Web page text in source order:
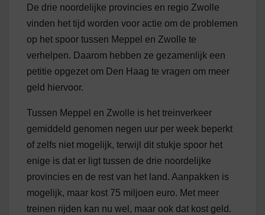
De drie noordelijke provincies en regio Zwolle
vinden het tijd worden voor actie om de problemen
op het spoor tussen Meppel en Zwolle te
verhelpen. Daarom hebben ze gezamenlijk een
petitie opgezet om Den Haag te vragen om meer
geld hiervoor.
Tussen Meppel en Zwolle is het treinverkeer
gemiddeld genomen negen uur per week beperkt
of zelfs niet mogelijk, terwijl dit stukje spoor het
enige is dat er ligt tussen de drie noordelijke
provincies en de rest van het land. Aanpakken is
mogelijk, maar kost 75 miljoen euro. Met meer
treinen rijden kan nu wel, maar ook dat kost geld.